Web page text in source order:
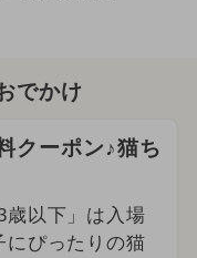
でかけ
クーポン♪猫ち
歳以下」は入場
にぴったりの猫